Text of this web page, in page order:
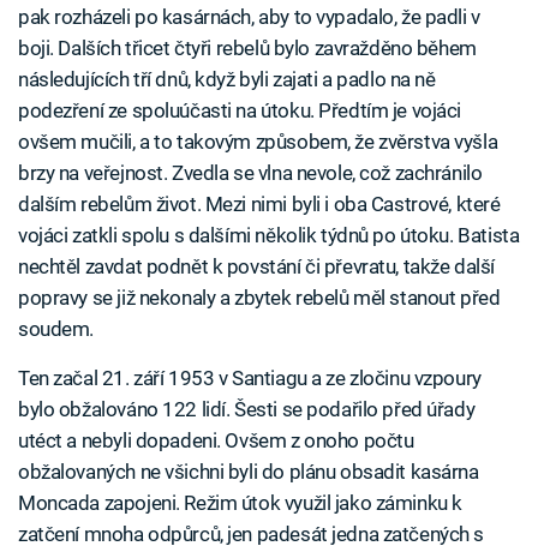
pak rozházeli po kasárnách, aby to vypadalo, že padli v
boji. Dalších třicet čtyři rebelů bylo zavražděno během
následujících tří dnů, když byli zajati a padlo na ně
podezření ze spoluúčasti na útoku. Předtím je vojáci
ovšem mučili, a to takovým způsobem, že zvěrstva vyšla
brzy na veřejnost. Zvedla se vlna nevole, což zachránilo
dalším rebelům život. Mezi nimi byli i oba Castrové, které
vojáci zatkli spolu s dalšími několik týdnů po útoku. Batista
nechtěl zavdat podnět k povstání či převratu, takže další
popravy se již nekonaly a zbytek rebelů měl stanout před
soudem.
Ten začal 21. září 1953 v Santiagu a ze zločinu vzpoury
bylo obžalováno 122 lidí. Šesti se podařilo před úřady
utéct a nebyli dopadeni. Ovšem z onoho počtu
obžalovaných ne všichni byli do plánu obsadit kasárna
Moncada zapojeni. Režim útok využil jako záminku k
zatčení mnoha odpůrců, jen padesát jedna zatčených s